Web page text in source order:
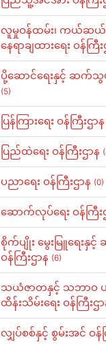
လူမှုဝန်ထမ်း၊ ကယ်ဆယ်
နေရာချထားရေး ဝန်ကြီး
ပို့ဆောင်ရေးနှင့် ဆက်သွယ်
(5)
ပြန်ကြားရေး ဝန်ကြီးဌာန
ပြည်ထဲရေး ဝန်ကြီးဌာန
ပညာရေး ဝန်ကြီးဌာန (0)
ဆောက်လုပ်ရေး ဝန်ကြီး
စိုက်ပျိုး မွေးမြူရေးနှင့်
ဝန်ကြီးဌာန (6)
သယံဇာတနှင့် သဘာဝ ပ
ထိန်းသိမ်းရေး ဝန်ကြီးဌာ
လျှပ်စစ်နှင့် စွမ်းအင် ဝန်